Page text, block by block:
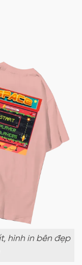
hình in bên đẹp